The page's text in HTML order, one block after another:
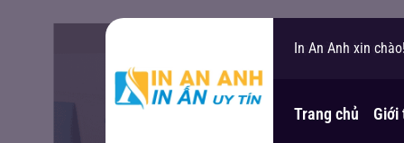
In An Anh xin
Bạn cần hỗ trợ?
Trang chủ